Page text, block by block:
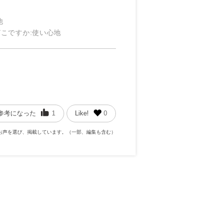
ですか:使い心地
考になった 1 Like! 0
を選び、掲載しています。（一部、編集も含む）